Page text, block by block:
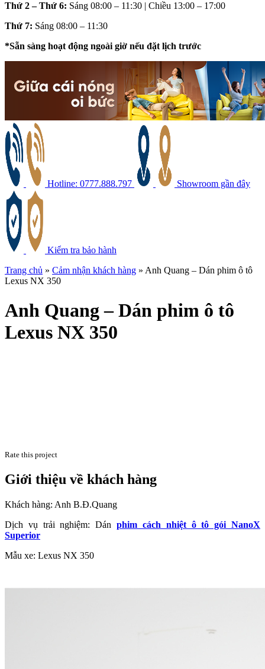
Thứ 2 – Thứ 6: Sáng 08:00 – 11:30 | Chiều 13:00 – 17:00
Thứ 7: Sáng 08:00 – 11:30
*Sẵn sàng hoạt động ngoài giờ nếu đặt lịch trước
Hotline: 0777.888.797 Showroom gần đây
Kiểm tra bảo hành
Trang chủ » Cảm nhận khách hàng » Anh Quang – Dán phim ô tô
Lexus NX 350
Anh Quang – Dán phim ô tô
Lexus NX 350
Rate this project
Giới thiệu về khách hàng
Khách hàng: Anh B.Đ.Quang
Dịch vụ trải nghiệm: Dánphim cách nhiệt ô tô gói NanoX
Superior
Mẫu xe: Lexus NX 350